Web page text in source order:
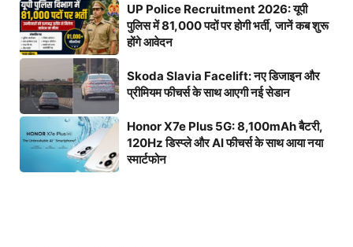
UP Police Recruitment 2026: यूपी
पुलिस में 81,000 पदों पर होगी भर्ती, जानें कब शुरू
होंगे आवेदन
Skoda Slavia Facelift: नए डिजाइन और
प्रीमियम फीचर्स के साथ आएगी नई सेडान
Honor X7e Plus 5G: 8,100mAh बैटरी,
120Hz डिस्प्ले और AI फीचर्स के साथ आया नया
स्मार्टफोन